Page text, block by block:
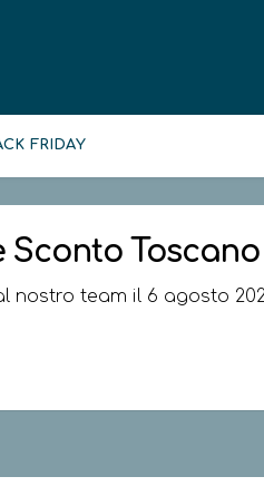
FRIDAY
Sconto
nostro team il 6 agosto